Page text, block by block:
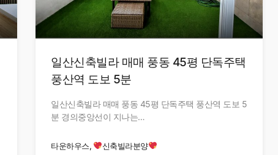
일산신축빌라 매매 풍동 45평 단독주택
풍산역 도보 5분
일산신축빌라 매매 풍동 45평 단독주택 풍산역 도보 5
분 경의중앙선이 지나는…
타운하우스, 신축빌라분양